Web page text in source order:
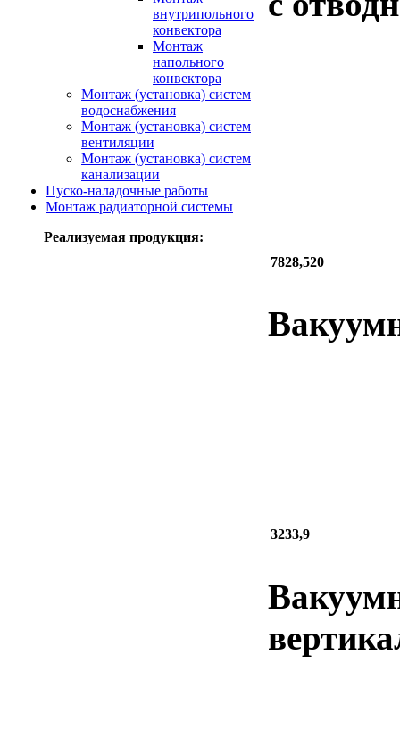
внутрипольного
конвектора
Монтаж
напольного
конвектора
Монтаж (установка) систем
водоснабжения
Монтаж (установка) систем
вентиляции
Монтаж (установка) систем
канализации
Пуско-наладочные работы
Монтаж радиаторной системы
Реализуемая продукция:
7828,520
3233,9